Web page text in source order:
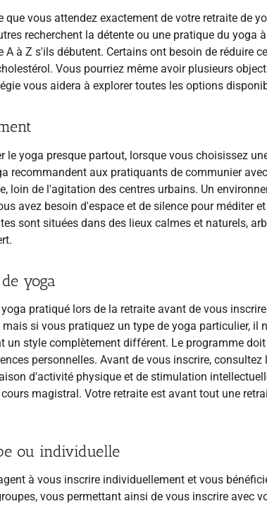
que vous attendez exactement de votre retraite de
recherchent la détente ou une pratique du yoga
A à Z s'ils débutent. Certains ont besoin de réduire
Vous pourriez même avoir plusieurs
vous aidera à explorer toutes les options
le yoga presque partout, lorsque vous choisissez
recommandent aux pratiquants de communier
loin de l'agitation des centres urbains. Un
avez besoin d'espace et de silence pour méditer
sont situées dans des lieux calmes et naturels,
yoga
pratiqué lors de la retraite avant de vous
si vous pratiquez un type de yoga particulier, il
un style complètement différent. Le programme
personnelles. Avant de vous inscrire,
d'activité physique et de stimulation
magistral. Votre retraite est avant tout une
ou individuelle
à vous inscrire individuellement et vous
vous permettant ainsi de vous inscrire avec